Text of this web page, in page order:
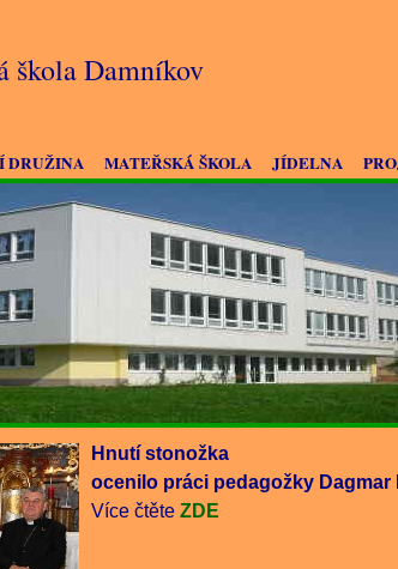
DRUŽINA MATEŘSKÁ ŠKOLA JÍDELNA
škola Damníkov
Hnutí stonožka
ocenilo práci pedagožky Dagmar
Více čtěte ZDE